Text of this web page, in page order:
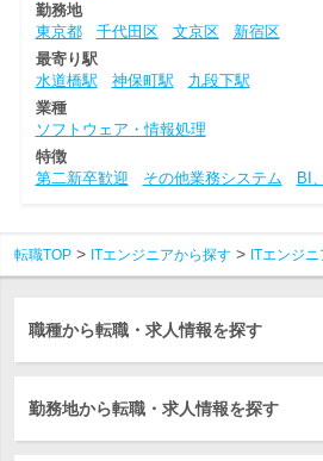
勤務地
東京都
千代田区 文京区
新宿区
最寄り駅
水道橋駅
神保町駅
九段下駅
業種
ソフトウェア・情報処理
特徴
第二新卒歓迎
その他業務システム BI
転職TOP ITエンジニアから探す ITエンジニ
職種から転職・求人情報を探す
勤務地から転職・求人情報を探す